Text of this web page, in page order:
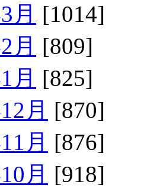
月 [1014]
月 [809]
月 [825]
月 [870]
月 [876]
月 [918]